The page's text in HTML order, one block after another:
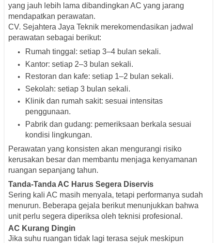
yang jauh lebih lama dibandingkan AC yang jarang
mendapatkan perawatan.
CV. Sejahtera Jaya Teknik merekomendasikan jadwal
perawatan sebagai berikut:
Rumah tinggal: setiap 3–4 bulan sekali.
Kantor: setiap 2–3 bulan sekali.
Restoran dan kafe: setiap 1–2 bulan sekali.
Sekolah: setiap 3 bulan sekali.
Klinik dan rumah sakit: sesuai intensitas
penggunaan.
Pabrik dan gudang: pemeriksaan berkala sesuai
kondisi lingkungan.
Perawatan yang konsisten akan mengurangi risiko
kerusakan besar dan membantu menjaga kenyamanan
ruangan sepanjang tahun.
Tanda-Tanda AC Harus Segera Diservis
Sering kali AC masih menyala, tetapi performanya sudah
menurun. Beberapa gejala berikut menunjukkan bahwa
unit perlu segera diperiksa oleh teknisi profesional.
AC Kurang Dingin
Jika suhu ruangan tidak lagi terasa sejuk meskipun